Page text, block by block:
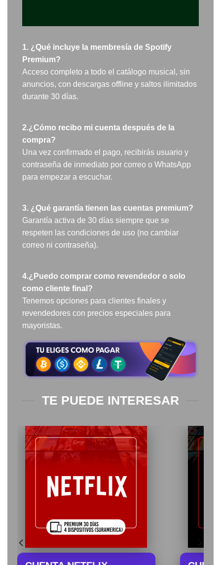
1. ¿Qué incluye la membresía de Spotify
Premium?
Acceso completo a todo el catálogo musical, sin
anuncios, con descargas offline y saltos ilimitados
durante 30 días.
2.¿Cómo recibo mi cuenta después de la
compra?
Una vez confirmado el pago, recibirás usuario y
contraseña de inmediato por correo o WhatsApp
para empezar a escuchar.
3. ¿Qué garantía tienen las cuentas premium?
Garantía activa de 30 días siempre que se
respeten las condiciones de uso (no cambiar
correo ni contraseña).
4.¿Puedo comprar como revendedor o solo
como cliente final?
Tenemos opciones para clientes finales y
revendedores con precios especiales para
mayoristas.
TE PUEDE INTERESAR